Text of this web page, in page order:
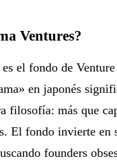
Ventures?
el fondo de
en japonés
filosofía: más que
El fondo invierte en
founders